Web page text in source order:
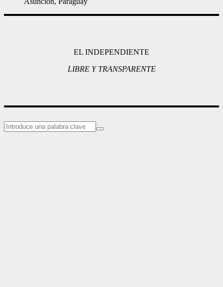
EL INDEPENDIENTE
LIBRE Y TRANSPARENTE